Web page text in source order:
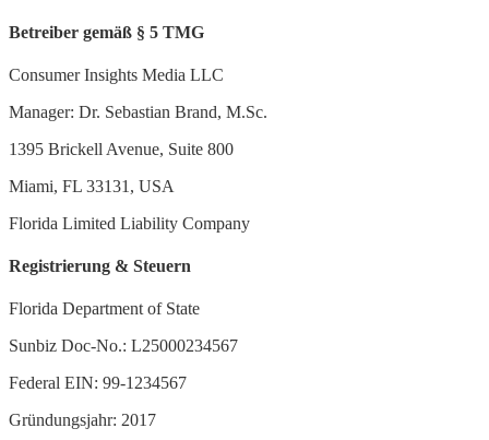
Betreiber gemäß § 5 TMG
Consumer Insights Media LLC
Manager: Dr. Sebastian Brand, M.Sc.
1395 Brickell Avenue, Suite 800
Miami, FL 33131, USA
Florida Limited Liability Company
Registrierung & Steuern
Florida Department of State
Sunbiz Doc-No.: L25000234567
Federal EIN: 99-1234567
Gründungsjahr: 2017